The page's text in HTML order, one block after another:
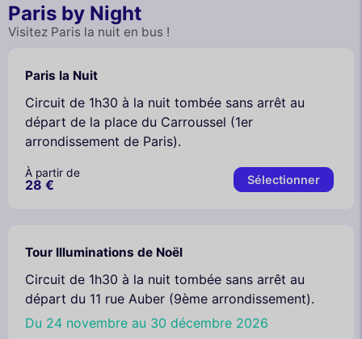
Paris by Night
Visitez Paris la nuit en bus !
Paris la Nuit
Circuit de 1h30 à la nuit tombée sans arrêt au
départ de la place du Carroussel (1er
arrondissement de Paris).
À partir de
28 € Sélectionner
Tour Illuminations de Noël
Circuit de 1h30 à la nuit tombée sans arrêt au
départ du 11 rue Auber (9ème arrondissement).
Du 24 novembre au 30 décembre 2026